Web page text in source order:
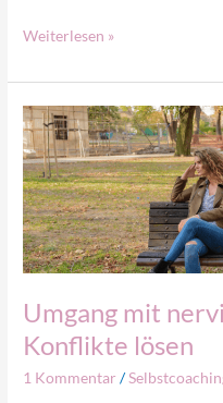
Weiterlesen »
Umgang mit
Konflikte lösen
1 Kommentar /
Umgang
mit
nervigen
Personen
–
Konflikte
lösen